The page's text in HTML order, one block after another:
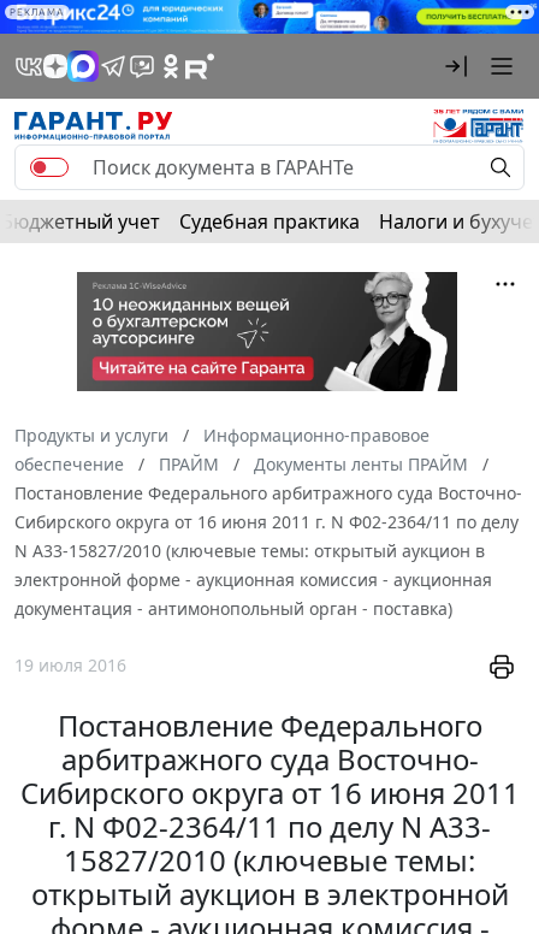
РЕКЛАМА
Бюджетный учет Судебная практика Налоги и
Продукты и услуги
Информационно-правовое
обеспечение
ПРАЙМ
Документы ленты ПРАЙМ
Постановление Федерального арбитражного суда Восточно-
Сибирского округа от 16 июня 2011 г. N Ф02-2364/11 по делу
N А33-15827/2010 (ключевые темы: открытый аукцион в
электронной форме - аукционная комиссия - аукционная
документация - антимонопольный орган - поставка)
19 июля 2016
Постановление Федерального
арбитражного суда Восточно-
Сибирского округа от 16 июня 2011
г. N Ф02-2364/11 по делу N А33-
15827/2010 (ключевые темы:
открытый аукцион в электронной